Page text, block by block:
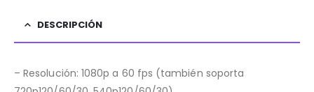
DESCRIPCIÓN
– Resolución: 1080p a 60 fps (también soporta